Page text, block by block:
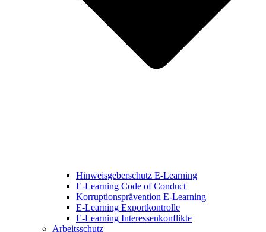
Hinweisgeberschutz E-Learning
E-Learning Code of Conduct
Korruptionsprävention E-Learning
E-Learning Exportkontrolle
E-Learning Interessenkonflikte
Arbeitsschutz